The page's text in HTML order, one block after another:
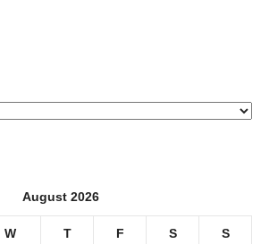
August 2026
W T F S S